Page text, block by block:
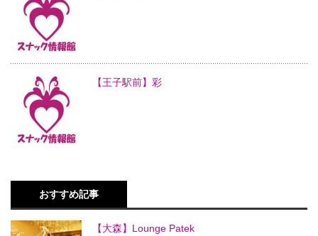
【王子駅前】彩
おすすめ記事
【大森】Lounge Patek